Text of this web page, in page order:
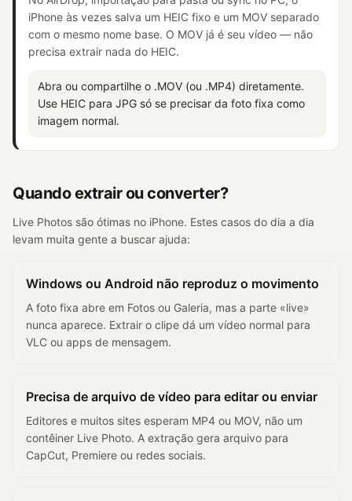
iPhone às vezes salva um HEIC fixo e um MOV separado
com o mesmo nome base. O MOV já é seu vídeo — não
precisa extrair nada do HEIC.
Abra ou compartilhe o .MOV (ou .MP4) diretamente.
Use HEIC para JPG só se precisar da foto fixa como
imagem normal.
Quando extrair ou converter?
Live Photos são ótimas no iPhone. Estes casos do dia a dia
levam muita gente a buscar ajuda:
Windows ou Android não reproduz o movimento
A foto fixa abre em Fotos ou Galeria, mas a parte «live»
nunca aparece. Extrair o clipe dá um vídeo normal para
VLC ou apps de mensagem.
Precisa de arquivo de vídeo para editar ou enviar
Editores e muitos sites esperam MP4 ou MOV, não um
contêiner Live Photo. A extração gera arquivo para
CapCut, Premiere ou redes sociais.